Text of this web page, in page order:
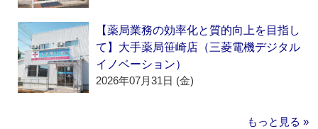
【薬局業務の効率化と質的向上を目指し
て】大手薬局笹崎店（三菱電機デジタル
イノベーション）
2026年07月31日 (金)
もっと見る »